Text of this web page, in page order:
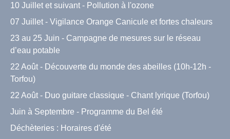
10 Juillet et suivant - Pollution à l'ozone
07 Juillet - Vigilance Orange Canicule et fortes chaleurs
23 au 25 Juin - Campagne de mesures sur le réseau
d’eau potable
22 Août - Découverte du monde des abeilles (10h-12h -
Torfou)
22 Août - Duo guitare classique - Chant lyrique (Torfou)
Juin à Septembre - Programme du Bel été
Déchèteries : Horaires d'été